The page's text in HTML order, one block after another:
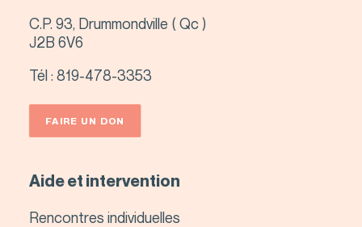
C.P. 93, Drummondville ( Qc )
J2B 6V6
Tél : 819-478-3353
FAIRE UN DON
Aide et intervention
Rencontres individuelles